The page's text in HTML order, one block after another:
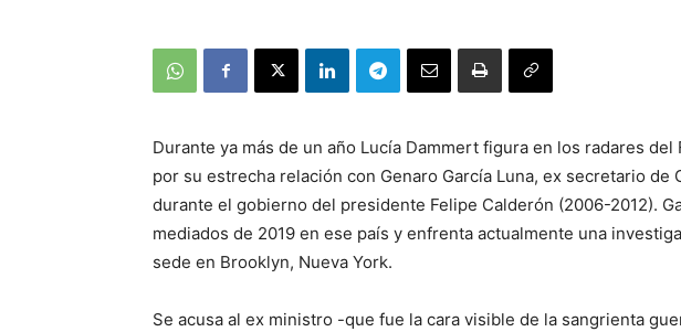
Durante ya más de un año Lucía Dammert figura en los radares del
por su estrecha relación con Genaro García Luna, ex secretario de
durante el gobierno del presidente Felipe Calderón (2006-2012).
mediados de 2019 en ese país y enfrenta actualmente una
sede en Brooklyn, Nueva York.
Se acusa al ex ministro -que fue la cara visible de la sangrienta